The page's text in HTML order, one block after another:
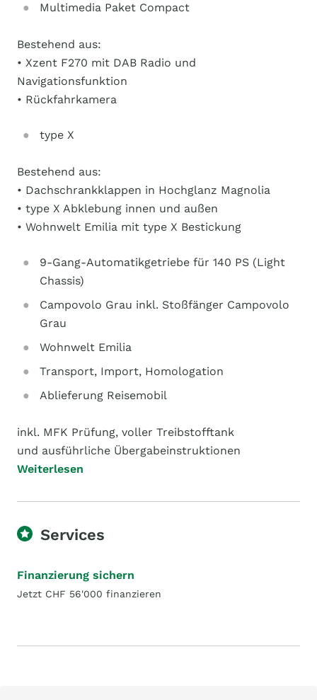
Multimedia Paket Compact
Bestehend aus:
• Xzent F270 mit DAB Radio und
Navigationsfunktion
• Rückfahrkamera
type X
Bestehend aus:
• Dachschrankklappen in Hochglanz Magnolia
• type X Abklebung innen und außen
• Wohnwelt Emilia mit type X Bestickung
9-Gang-Automatikgetriebe für 140 PS (Light
Chassis)
Campovolo Grau inkl. Stoßfänger Campovolo
Grau
Wohnwelt Emilia
Transport, Import, Homologation
Ablieferung Reisemobil
inkl. MFK Prüfung, voller Treibstofftank
und ausführliche Übergabeinstruktionen
Weiterlesen
Services
Finanzierung sichern
Jetzt CHF 56'000 finanzieren